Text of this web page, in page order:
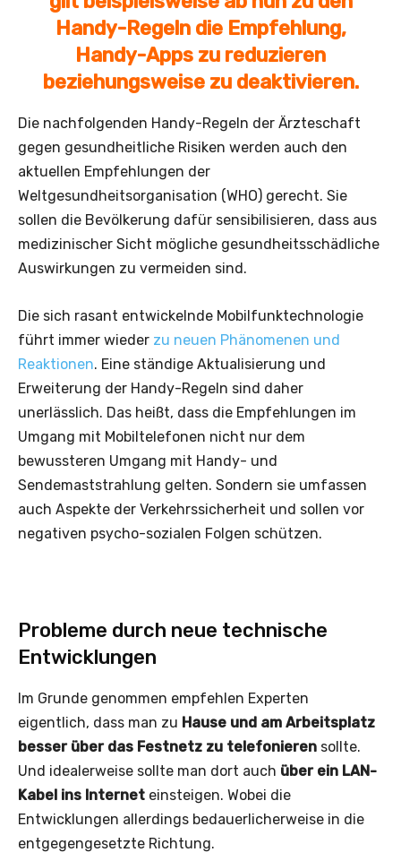
Handy-Regeln die Empfehlung,
Handy-Apps zu reduzieren
beziehungsweise zu deaktivieren.
Die nachfolgenden Handy-Regeln der Ärzteschaft
gegen gesundheitliche Risiken werden auch den
aktuellen Empfehlungen der
Weltgesundheitsorganisation (WHO) gerecht. Sie
sollen die Bevölkerung dafür sensibilisieren, dass aus
medizinischer Sicht mögliche gesundheitsschädliche
Auswirkungen zu vermeiden sind.
Die sich rasant entwickelnde Mobilfunktechnologie
führt immer wieder zu neuen Phänomenen und
Reaktionen. Eine ständige Aktualisierung und
Erweiterung der Handy-Regeln sind daher
unerlässlich. Das heißt, dass die Empfehlungen im
Umgang mit Mobiltelefonen nicht nur dem
bewussteren Umgang mit Handy- und
Sendemaststrahlung gelten. Sondern sie umfassen
auch Aspekte der Verkehrssicherheit und sollen vor
negativen psycho-sozialen Folgen schützen.
Probleme durch neue technische
Entwicklungen
Im Grunde genommen empfehlen Experten
eigentlich, dass man zu Hause und am Arbeitsplatz
besser über das Festnetz zu telefonieren sollte.
Und idealerweise sollte man dort auch über ein LAN-
Kabel ins Internet einsteigen. Wobei die
Entwicklungen allerdings bedauerlicherweise in die
entgegengesetzte Richtung.